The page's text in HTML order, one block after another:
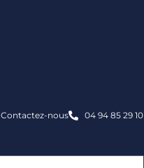
Contactez-nous 04 94 85 29 10